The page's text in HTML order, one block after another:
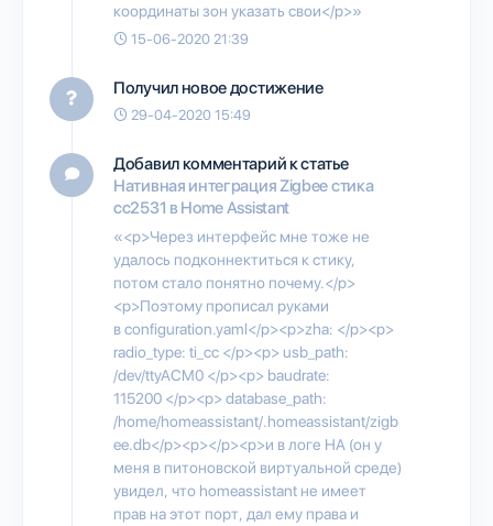
координаты зон указать свои</p>»
15-06-2020 21:39
Получил новое достижение
29-04-2020 15:49
Добавил комментарий к статье
Нативная интеграция Zigbee стика
cc2531 в Home Assistant
«<p>Через интерфейс мне тоже не
удалось подконнектиться к стику,
потом стало понятно почему.</p>
<p>Поэтому прописал руками
в configuration.yaml</p><p>zha: </p><p>
radio_type: ti_cc </p><p> usb_path:
/dev/ttyACM0 </p><p> baudrate:
115200 </p><p> database_path:
/home/homeassistant/.homeassistant/zigb
ee.db</p><p></p><p>и в логе HA (он у
меня в питоновской виртуальной среде)
увидел, что homeassistant не имеет
прав на этот порт, дал ему права и